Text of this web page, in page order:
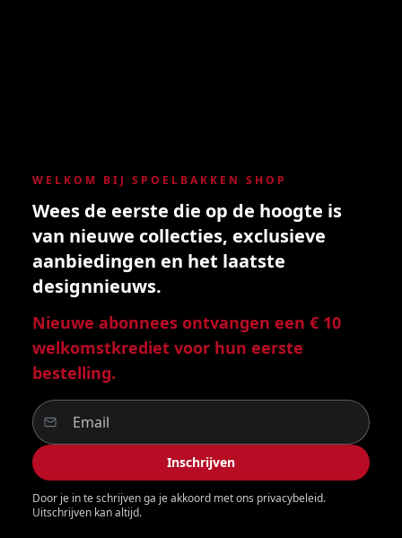
WELKOM BIJ SPOELBAKKEN SHOP
Wees de eerste die op de hoogte is
van nieuwe collecties, exclusieve
aanbiedingen en het laatste
designnieuws.
Nieuwe abonnees ontvangen een € 10
welkomstkrediet voor hun eerste
bestelling.
Inschrijven
Door je in te schrijven ga je akkoord met ons privacybeleid.
Uitschrijven kan altijd.